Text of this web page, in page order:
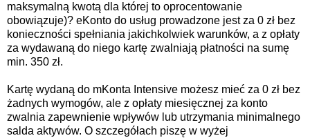
maksymalną kwotą dla której to oprocentowanie
obowiązuje)? eKonto do usług prowadzone jest za 0 zł bez
konieczności spełniania jakichkolwiek warunków, a z opłaty
za wydawaną do niego kartę zwalniają płatności na sumę
min. 350 zł.
Kartę wydaną do mKonta Intensive możesz mieć za 0 zł bez
żadnych wymogów, ale z opłaty miesięcznej za konto
zwalnia zapewnienie wpływów lub utrzymania minimalnego
salda aktywów. O szczegółach piszę w wyżej